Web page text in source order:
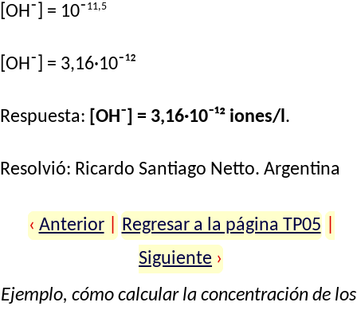
[OH⁻] = 10⁻ 11,5
[OH⁻] = 3,16·10⁻¹²
Respuesta: [OH⁻] = 3,16·10⁻¹² iones/l .
Resolvió: Ricardo Santiago Netto. Argentina
‹ Anterior Regresar a la página TP05
Siguiente ›
Ejemplo, cómo calcular la concentración de los